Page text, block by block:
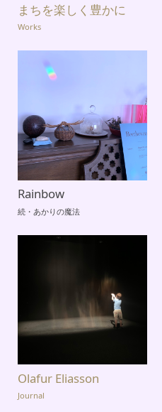
まちを楽しく豊かに
Works
Rainbow
続・あかりの魔法
Olafur Eliasson
Journal